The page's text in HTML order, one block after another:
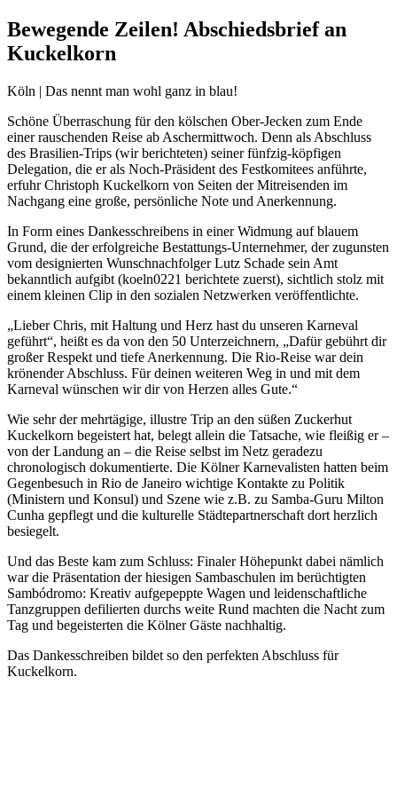
Bewegende Zeilen! Abschiedsbrief an
Kuckelkorn
Köln | Das nennt man wohl ganz in blau!
Schöne Überraschung für den kölschen Ober-Jecken zum Ende
einer rauschenden Reise ab Aschermittwoch. Denn als Abschluss
des Brasilien-Trips (wir berichteten) seiner fünfzig-köpfigen
Delegation, die er als Noch-Präsident des Festkomitees anführte,
erfuhr Christoph Kuckelkorn von Seiten der Mitreisenden im
Nachgang eine große, persönliche Note und Anerkennung.
In Form eines Dankesschreibens in einer Widmung auf blauem
Grund, die der erfolgreiche Bestattungs-Unternehmer, der zugunsten
vom designierten Wunschnachfolger Lutz Schade sein Amt
bekanntlich aufgibt (koeln0221 berichtete zuerst), sichtlich stolz mit
einem kleinen Clip in den sozialen Netzwerken veröffentlichte.
„Lieber Chris, mit Haltung und Herz hast du unseren Karneval
geführt“, heißt es da von den 50 Unterzeichnern, „Dafür gebührt dir
großer Respekt und tiefe Anerkennung. Die Rio-Reise war dein
krönender Abschluss. Für deinen weiteren Weg in und mit dem
Karneval wünschen wir dir von Herzen alles Gute.“
Wie sehr der mehrtägige, illustre Trip an den süßen Zuckerhut
Kuckelkorn begeistert hat, belegt allein die Tatsache, wie fleißig er –
von der Landung an – die Reise selbst im Netz geradezu
chronologisch dokumentierte. Die Kölner Karnevalisten hatten beim
Gegenbesuch in Rio de Janeiro wichtige Kontakte zu Politik
(Ministern und Konsul) und Szene wie z.B. zu Samba-Guru Milton
Cunha gepflegt und die kulturelle Städtepartnerschaft dort herzlich
besiegelt.
Und das Beste kam zum Schluss: Finaler Höhepunkt dabei nämlich
war die Präsentation der hiesigen Sambaschulen im berüchtigten
Sambódromo: Kreativ aufgepeppte Wagen und leidenschaftliche
Tanzgruppen defilierten durchs weite Rund machten die Nacht zum
Tag und begeisterten die Kölner Gäste nachhaltig.
Das Dankesschreiben bildet so den perfekten Abschluss für
Kuckelkorn.